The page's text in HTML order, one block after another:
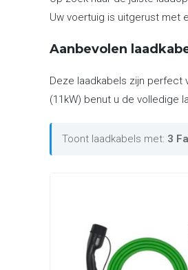
Uw voertuig is uitgerust met
Aanbevolen
Deze laadkabels zijn perfect
(11kW) benut u de volledige
Toont laadkabels met: 3